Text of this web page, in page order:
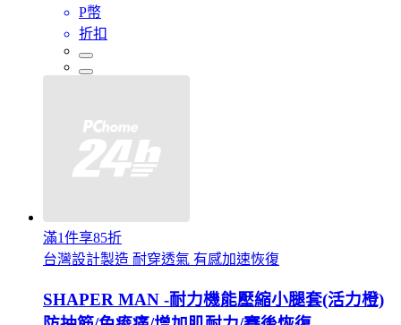
P幣
折扣
滿1件享85折
台灣設計製造 耐穿透氣 有感加速恢復
SHAPER MAN -耐力機能壓縮小腿套(活力橙)